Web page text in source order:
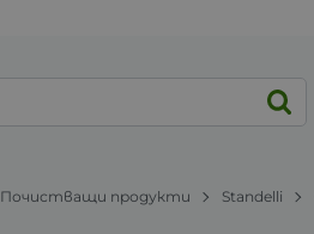
Почистващи продукти Standelli